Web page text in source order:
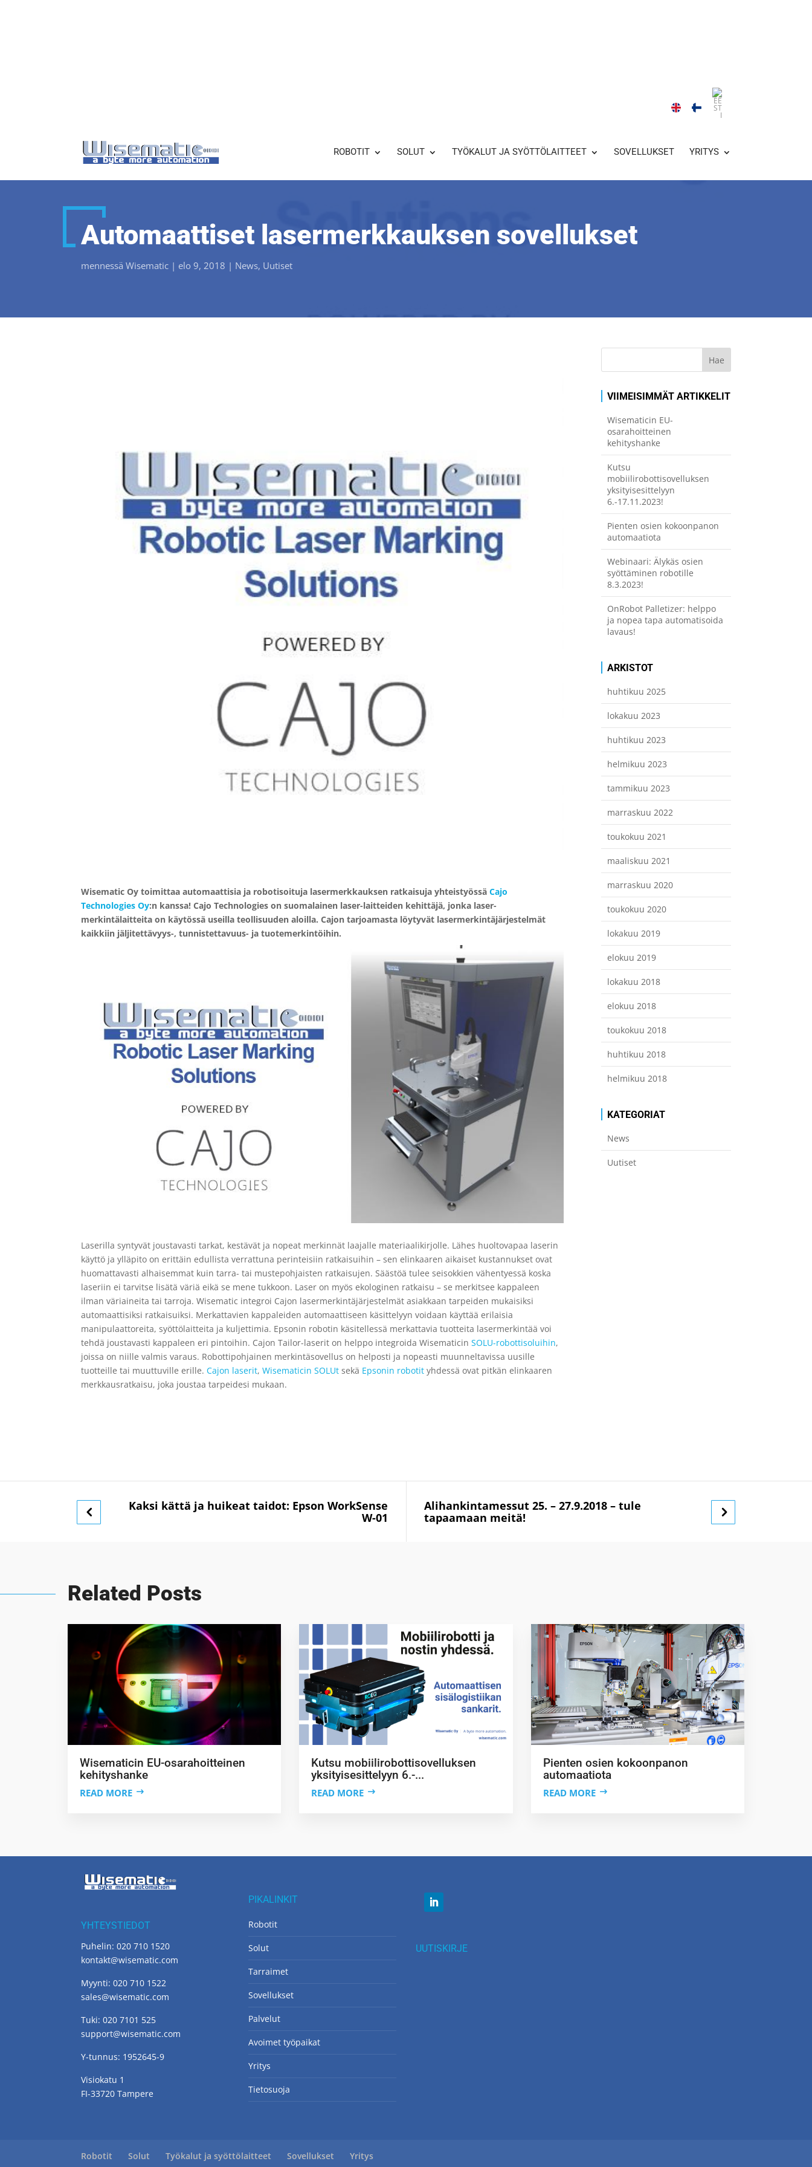
ROBOTIT SOLUT TYÖKALUT JA SYÖTTÖLAITTEET SOVELLUKSET YRITYS
Automaattiset lasermerkkauksen sovellukset
mennessäWisematic | elo 9, 2018 | News, Uutiset
Wisematic Oy toimittaa automaattisia ja robotisoituja lasermerkkauksen ratkaisuja yhteistyössäCajo
Technologies Oy:n kanssa! Cajo Technologies on suomalainen laser-laitteiden kehittäjä, jonka laser-
merkintälaitteita on käytössä useilla teollisuuden aloilla. Cajon tarjoamasta löytyvät lasermerkintäjärjestelmät
kaikkiin jäljitettävyys-, tunnistettavuus- ja tuotemerkintöihin.
Laserilla syntyvät joustavasti tarkat, kestävät ja nopeat merkinnät laajalle materiaalikirjolle. Lähes huoltovapaa laserin
käyttö ja ylläpito on erittäin edullista verrattuna perinteisiin ratkaisuihin – sen elinkaaren aikaiset kustannukset ovat
huomattavasti alhaisemmat kuin tarra- tai mustepohjaisten ratkaisujen. Säästöä tulee seisokkien vähentyessä koska
laseriin ei tarvitse lisätä väriä eikä se mene tukkoon. Laser on myös ekologinen ratkaisu – se merkitsee kappaleen
ilman väriaineita tai tarroja. Wisematic integroi Cajon lasermerkintäjärjestelmät asiakkaan tarpeiden mukaisiksi
automaattisiksi ratkaisuiksi. Merkattavien kappaleiden automaattiseen käsittelyyn voidaan käyttää erilaisia
manipulaattoreita, syöttölaitteita ja kuljettimia. Epsonin robotin käsitellessä merkattavia tuotteita lasermerkintää voi
tehdä joustavasti kappaleen eri pintoihin. Cajon Tailor-laserit on helppo integroida WisematicinSOLU-robottisoluihin,
joissa on niille valmis varaus. Robottipohjainen merkintäsovellus on helposti ja nopeasti muunneltavissa uusille
tuotteille tai muuttuville erille. Cajon laserit,Wisematicin SOLUt sekä Epsonin robotit yhdessä ovat pitkän elinkaaren
merkkausratkaisu, joka joustaa tarpeidesi mukaan.
VIIMEISIMMÄT ARTIKKELIT
Wisematicin EU-
osarahoitteinen
kehityshanke
Kutsu
mobiilirobottisovelluksen
yksityisesittelyyn
6.-17.11.2023!
Pienten osien kokoonpanon
automaatiota
Webinaari: Älykäs osien
syöttäminen robotille
8.3.2023!
OnRobot Palletizer: helppo
ja nopea tapa automatisoida
lavaus!
ARKISTOT
huhtikuu 2025
lokakuu 2023
huhtikuu 2023
helmikuu 2023
tammikuu 2023
marraskuu 2022
toukokuu 2021
maaliskuu 2021
marraskuu 2020
toukokuu 2020
lokakuu 2019
elokuu 2019
lokakuu 2018
elokuu 2018
toukokuu 2018
huhtikuu 2018
helmikuu 2018
KATEGORIAT
News
Uutiset
Kaksi kättä ja huikeat taidot: Epson WorkSense
W-01
Alihankintamessut 25. – 27.9.2018 – tule
tapaamaan meitä!
Related Posts
Wisematicin EU-osarahoitteinen
kehityshanke
READ MORE
Kutsu mobiilirobottisovelluksen
yksityisesittelyyn 6.-...
READ MORE
Pienten osien kokoonpanon
automaatiota
READ MORE
YHTEYSTIEDOT
Puhelin: 020 710 1520
kontakt@wisematic.com
Myynti: 020 710 1522
sales@wisematic.com
Tuki: 020 7101 525
support@wisematic.com
Y-tunnus: 1952645-9
Visiokatu 1
FI-33720 Tampere
PIKALINKIT
Robotit
Solut
Tarraimet
Sovellukset
Palvelut
Avoimet työpaikat
Yritys
Tietosuoja
UUTISKIRJE
Robotit Solut Työkalut ja syöttölaitteet Sovellukset Yritys